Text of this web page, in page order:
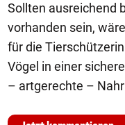
Sollten ausreichend
vorhanden sein,
für die
Vögel in einer
– artgerechte –